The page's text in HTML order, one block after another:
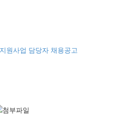
원사업 담당자 채용공고